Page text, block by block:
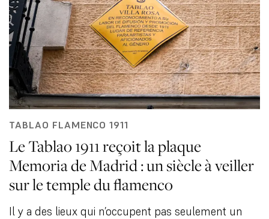
TABLAO FLAMENCO 1911
Le Tablao 1911 reçoit la plaque
Memoria de Madrid : un siècle à veiller
sur le temple du flamenco
Il y a des lieux qui n’occupent pas seulement un